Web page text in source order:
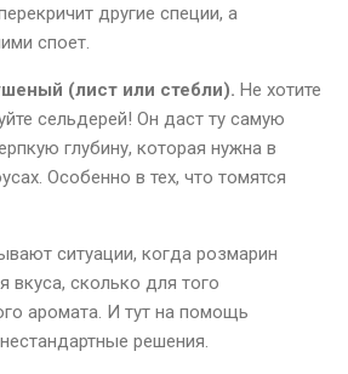
другие специи, а
споет.
(лист или стебли). Не хотите
сельдерей! Он даст ту самую
глубину, которая нужна в
Особенно в тех, что томятся
ситуации, когда розмарин
вкуса, сколько для того
аромата. И тут на помощь
решения.